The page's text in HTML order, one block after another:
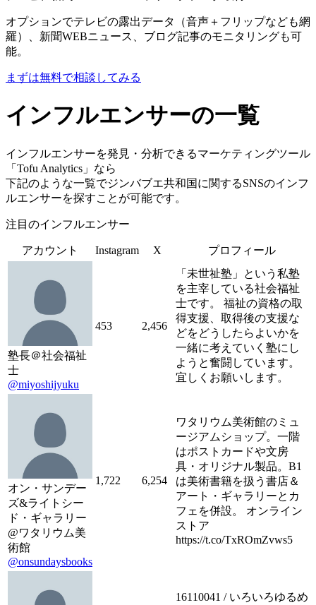
オプションでテレビの露出データ（音声＋フリップなども網
羅）、新聞WEBニュース、ブログ記事のモニタリングも可
能。
まずは無料で相談してみる
インフルエンサーの一覧
インフルエンサーを発見・分析できるマーケティングツール
「Tofu Analytics」なら
下記のような一覧でジンバブエ共和国に関するSNSのインフ
ルエンサーを探すことが可能です。
注目のインフルエンサー
アカウント Instagram X プロフィール
塾長＠社会福祉
士
@miyoshijyuku
453 2,456
「未世祉塾」という私塾
を主宰している社会福祉
士です。 福祉の資格の取
得支援、取得後の支援な
どをどうしたらよいかを
一緒に考えていく塾にし
ようと奮闘しています。
宜しくお願いします。
オン・サンデー
ズ&ライトシー
ド・ギャラリー
@ワタリウム美
術館
@onsundaysbooks
1,722 6,254
ワタリウム美術館のミュ
ージアムショップ。一階
はポストカードや文房
具・オリジナル製品。B1
は美術書籍を扱う書店＆
アート・ギャラリーとカ
フェを併設。 オンライン
ストア
https://t.co/TxROmZvws5
16110041 / いろいろゆるめ